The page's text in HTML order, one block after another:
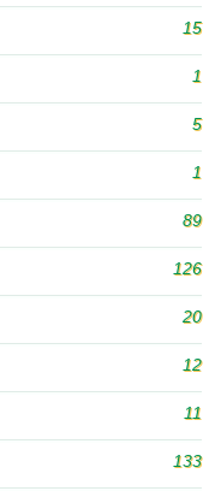
15
1
5
1
89
126
20
12
11
133